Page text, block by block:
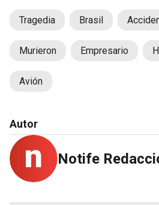
Tragedia Brasil
Murieron Empresario
Avión
Autor
Notife